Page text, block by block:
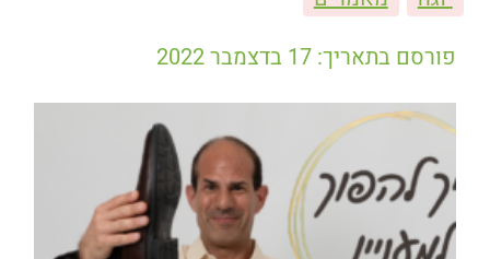
פורסם בתאריך: 17 בדצמבר 2022